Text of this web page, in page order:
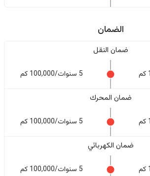
الضمان
ضمان النقل
5 سنوات/100,000 كم
ضمان المحرك
5 سنوات/100,000 كم
ضمان الكهربائي
5 سنوات/100,000 كم